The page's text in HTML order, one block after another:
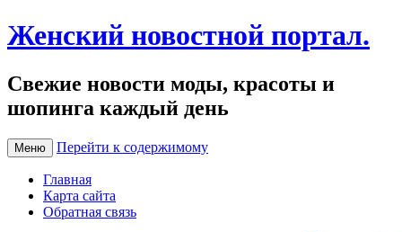
Женский новостной портал.
Свежие новости моды, красоты и
шопинга каждый день
Меню Перейти к содержимому
Главная
Карта сайта
Обратная связь